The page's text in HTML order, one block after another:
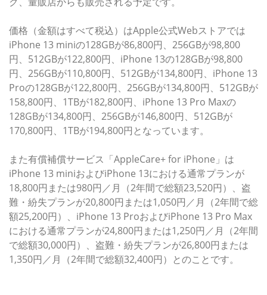
価格（金額はすべて税込）はApple公式Webストアでは
iPhone 13 miniの128GBが86,800円、256GBが98,800
円、512GBが122,800円、iPhone 13の128GBが98,800
円、256GBが110,800円、512GBが134,800円、iPhone 13
Proの128GBが122,800円、256GBが134,800円、512GBが
158,800円、1TBが182,800円、iPhone 13 Pro Maxの
128GBが134,800円、256GBが146,800円、512GBが
170,800円、1TBが194,800円となっています。
また有償補償サービス「AppleCare+ for iPhone」は
iPhone 13 miniおよびiPhone 13における通常プランが
18,800円または980円／月（2年間で総額23,520円）、盗
難・紛失プランが20,800円または1,050円／月（2年間で総
額25,200円）、iPhone 13 ProおよびiPhone 13 Pro Max
における通常プランが24,800円または1,250円／月（2年間
で総額30,000円）、盗難・紛失プランが26,800円または
1,350円／月（2年間で総額32,400円）とのことです。